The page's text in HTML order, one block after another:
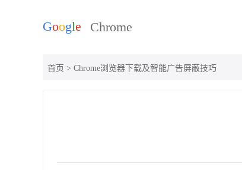
首页 > Chrome浏览器下载及智能广告屏蔽技巧